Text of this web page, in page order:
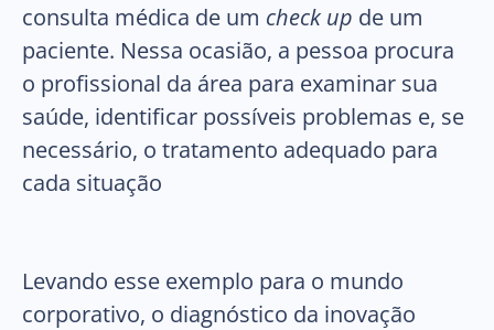
consulta médica de um check up de um
paciente. Nessa ocasião, a pessoa procura
o profissional da área para examinar sua
saúde, identificar possíveis problemas e, se
necessário, o tratamento adequado para
cada situação
Levando esse exemplo para o mundo
corporativo, o diagnóstico da inovação